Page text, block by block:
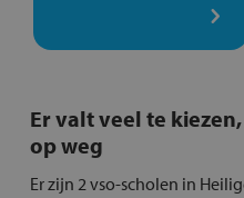
Er valt veel te
op weg
Er zijn 2 vso-scholen in